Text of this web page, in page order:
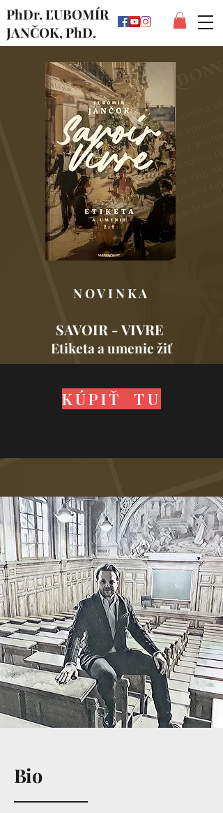
PhDr. ĽUBOMÍR
JANČOK, PhD.
N O V I N K A
SAVOIR - VIVRE
Etiketa a umenie žiť
KÚPIŤ TU
Bio